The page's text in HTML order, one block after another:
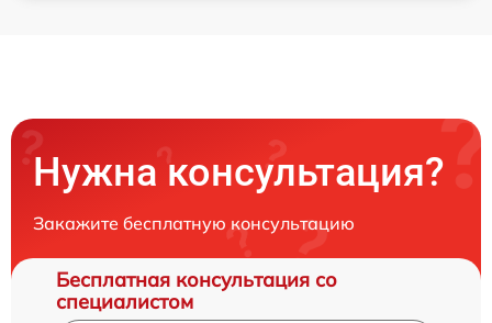
Нужна консультация?
Закажите бесплатную консультацию
Бесплатная консультация со
специалистом